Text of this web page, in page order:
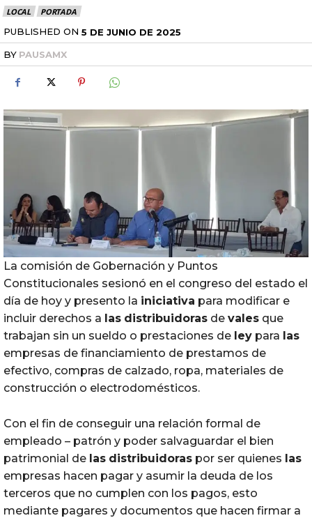
LOCAL PORTADA
PUBLISHED ON 5 DE JUNIO DE 2025
BY PAUSAMX
La comisión de Gobernación y Puntos
Constitucionales sesionó en el congreso del estado el
día de hoy y presento la iniciativa para modificar e
incluir derechos a las distribuidoras de vales que
trabajan sin un sueldo o prestaciones de ley para las
empresas de financiamiento de prestamos de
efectivo, compras de calzado, ropa, materiales de
construcción o electrodomésticos.
Con el fin de conseguir una relación formal de
empleado – patrón y poder salvaguardar el bien
patrimonial de las distribuidoras por ser quienes las
empresas hacen pagar y asumir la deuda de los
terceros que no cumplen con los pagos, esto
mediante pagares y documentos que hacen firmar a